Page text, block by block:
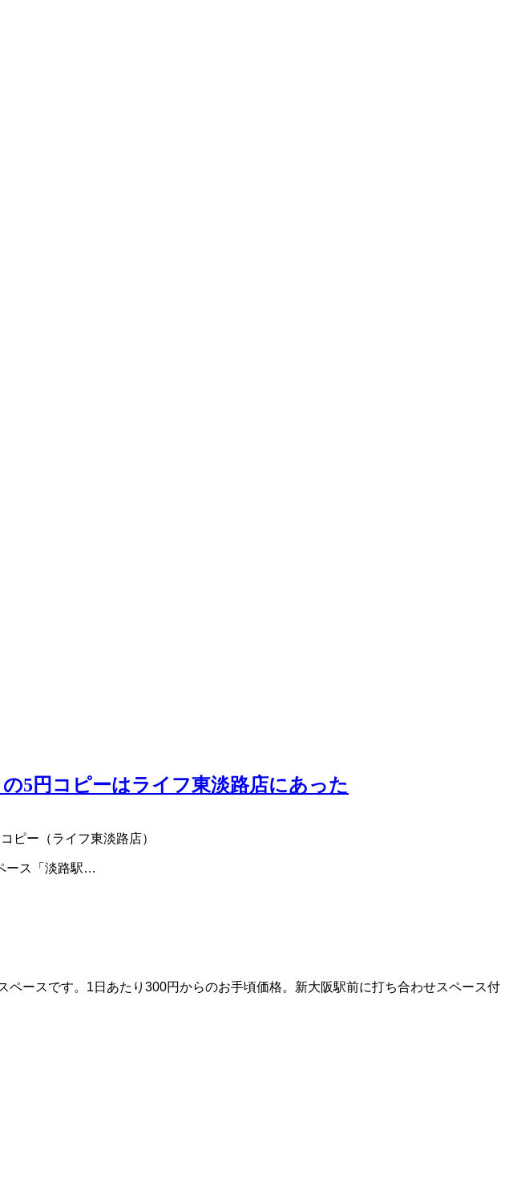
5円コピーはライフ東淡路店にあった
ース「淡路駅…
ースです。1日あたり300円からのお手頃価格。新大阪駅前に打ち合わせスペース付